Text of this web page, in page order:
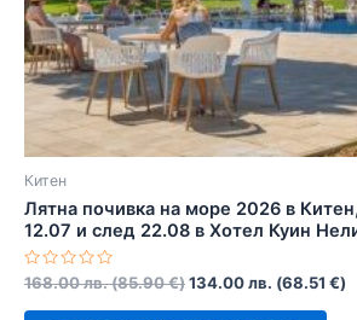
Китен
Лятна почивка на море 2026 в
12.07 и след 22.08 в Хотел Куин
Оценено
с
0
168.00лв.(85.90€)134.00лв. (68.51 €)